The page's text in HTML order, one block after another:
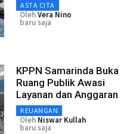
ASTA CITA
OlehVera Nino
baru saja
KPPN Samarinda Buka
Ruang Publik Awasi
Layanan dan Anggaran
KEUANGAN
Oleh Niswar Kullah
baru saja